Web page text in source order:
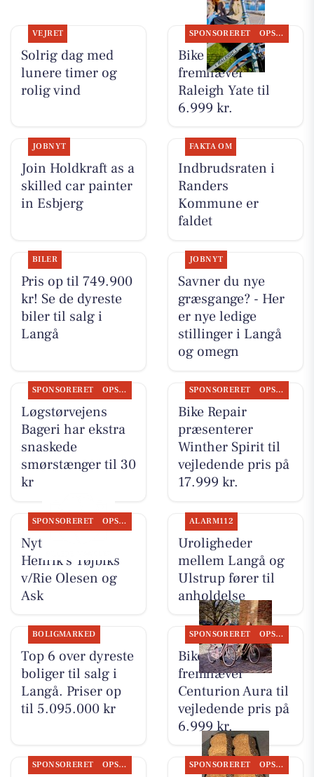
VEJRET
Solrig dag med
lunere timer og
rolig vind
SPONSORERET OPSLAGSTAVLEN
Bike Repair
fremhæver
Raleigh Yate til
6.999 kr.
JOBNYT
Join Holdkraft as a
skilled car painter
in Esbjerg
FAKTA OM
Indbrudsraten i
Randers
Kommune er
faldet
BILER
Pris op til 749.900
kr! Se de dyreste
biler til salg i
Langå
JOBNYT
Savner du nye
græsgange? - Her
er nye ledige
stillinger i Langå
og omegn
SPONSORERET OPSLAGSTAVLEN
Løgstørvejens
Bageri har ekstra
snaskede
smørstænger til 30
kr
SPONSORERET OPSLAGSTAVLEN
Bike Repair
præsenterer
Winther Spirit til
vejledende pris på
17.999 kr.
SPONSORERET OPSLAGSTAVLEN
Nyt fra Rie &
Henrik's Tøjbiks
v/Rie Olesen og
Ask
ALARM112
Uroligheder
mellem Langå og
Ulstrup fører til
anholdelse
BOLIGMARKED
Top 6 over dyreste
boliger til salg i
Langå. Priser op
til 5.095.000 kr
SPONSORERET OPSLAGSTAVLEN
Bike Repair
fremhæver
Centurion Aura til
vejledende pris på
6.999 kr.
SPONSORERET OPSLAGSTAVLEN SPONSORERET OPSLAGSTAVLEN